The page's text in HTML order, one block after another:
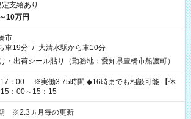
定支給あり
10万円
市
車19分 / 大清水駅から車10分
・出荷シール貼り（勤務地：愛知県豊橋市船渡町）
※実働3.75時間 ◆16時までも相談可能 【休
：00～15：15
※2.3ヵ月毎の更新